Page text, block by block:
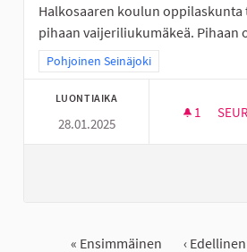
Halkosaaren koulun
pihaan vaijeriliukumäkeä. Pihaan
Rajaa tulokset teeman mukaan:
Pohjoinen Seinäjoki
LUONTIAIKA
28.01.2025
1 1
« Ensimmäinen ‹ Edellinen